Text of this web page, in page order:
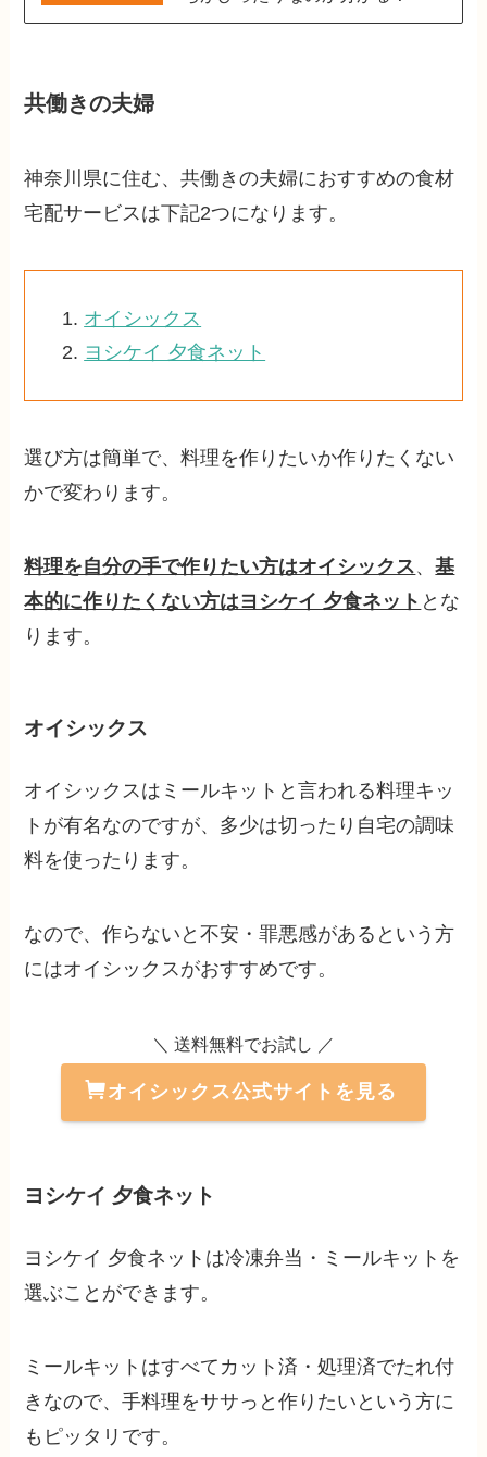
共働きの夫婦
神奈川県に住む、共働きの夫婦におすすめの食材
宅配サービスは下記2つになります。
オイシックス
ヨシケイ 夕食ネット
選び方は簡単で、料理を作りたいか作りたくない
かで変わります。
料理を自分の手で作りたい方はオイシックス、基
本的に作りたくない方はヨシケイ 夕食ネット とな
ります。
オイシックス
オイシックスはミールキットと言われる料理キッ
トが有名なのですが、多少は切ったり自宅の調味
料を使ったります。
なので、作らないと不安・罪悪感があるという方
にはオイシックスがおすすめです。
＼ 送料無料でお試し ／
オイシックス公式サイトを見る
ヨシケイ 夕食ネット
ヨシケイ 夕食ネットは冷凍弁当・ミールキットを
選ぶことができます。
ミールキットはすべてカット済・処理済でたれ付
きなので、手料理をササっと作りたいという方に
もピッタリです。